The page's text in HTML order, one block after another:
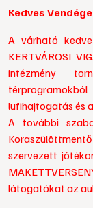
Kedves
A várható
KERTVÁROSI
intézmény
lufihajtogatás és
A további
szervezett
látogatókat az